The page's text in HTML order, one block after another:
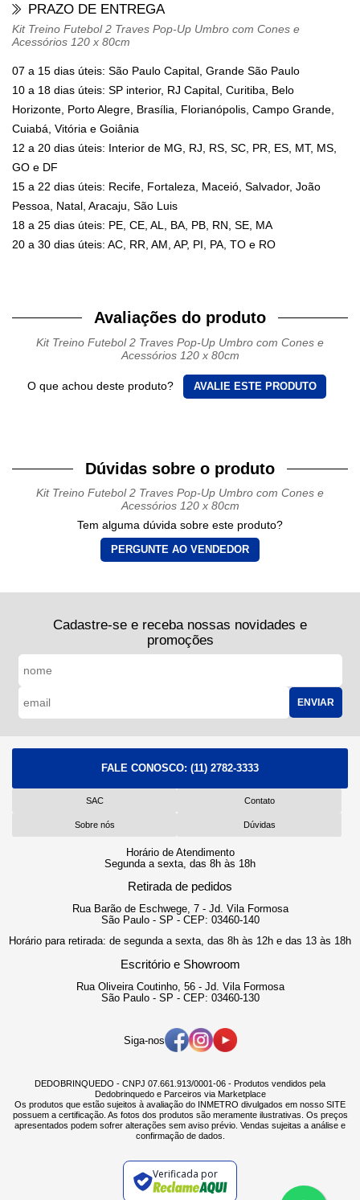
PRAZO DE ENTREGA
Kit Treino Futebol 2 Traves Pop-Up Umbro com Cones e
Acessórios 120 x 80cm
07 a 15 dias úteis: São Paulo Capital, Grande São Paulo
10 a 18 dias úteis: SP interior, RJ Capital, Curitiba, Belo
Horizonte, Porto Alegre, Brasília, Florianópolis, Campo Grande,
Cuiabá, Vitória e Goiânia
12 a 20 dias úteis: Interior de MG, RJ, RS, SC, PR, ES, MT, MS,
GO e DF
15 a 22 dias úteis: Recife, Fortaleza, Maceió, Salvador, João
Pessoa, Natal, Aracaju, São Luis
18 a 25 dias úteis: PE, CE, AL, BA, PB, RN, SE, MA
20 a 30 dias úteis: AC, RR, AM, AP, PI, PA, TO e RO
Avaliações do produto
Kit Treino Futebol 2 Traves Pop-Up Umbro com Cones e
Acessórios 120 x 80cm
O que achou deste produto? AVALIE ESTE PRODUTO
Dúvidas sobre o produto
Kit Treino Futebol 2 Traves Pop-Up Umbro com Cones e
Acessórios 120 x 80cm
Tem alguma dúvida sobre este produto?
PERGUNTE AO VENDEDOR
Cadastre-se e receba nossas novidades e
promoções
ENVIAR
FALE CONOSCO: (11) 2782-3333
SAC Contato
Sobre nós Dúvidas
Horário de Atendimento
Segunda a sexta, das 8h às 18h
Retirada de pedidos
Rua Barão de Eschwege, 7 - Jd. Vila Formosa
São Paulo - SP - CEP: 03460-140
Horário para retirada: de segunda a sexta, das 8h às 12h e das 13 às 18h
Escritório e Showroom
Rua Oliveira Coutinho, 56 - Jd. Vila Formosa
São Paulo - SP - CEP: 03460-130
Siga-nos
DEDOBRINQUEDO - CNPJ 07.661.913/0001-06 - Produtos vendidos pela
Dedobrinquedo e Parceiros via Marketplace
Os produtos que estão sujeitos à avaliação do INMETRO divulgados em nosso SITE
possuem a certificação. As fotos dos produtos são meramente ilustrativas. Os preços
apresentados podem sofrer alterações sem aviso prévio. Vendas sujeitas a análise e
confirmação de dados.
Verificada por